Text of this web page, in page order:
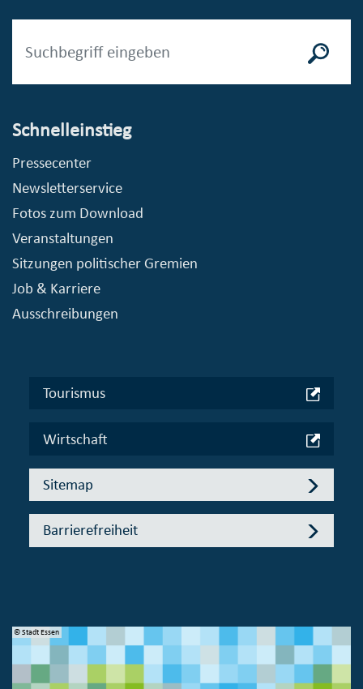
Schnelleinstieg
Pressecenter
Newsletterservice
Fotos zum Download
Veranstaltungen
Sitzungen politischer Gremien
Job & Karriere
Ausschreibungen
Tourismus
Wirtschaft
Sitemap
Barrierefreiheit
© Stadt Essen